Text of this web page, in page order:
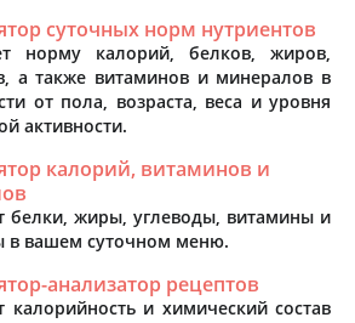
суточных норм нутриентов
норму калорий, белков, жиров,
а также витаминов и минералов в
от пола, возраста, веса и уровня
активности.
калорий, витаминов и
белки, жиры, углеводы, витамины и
в вашем суточном меню.
анализатор рецептов
калорийность и химический состав